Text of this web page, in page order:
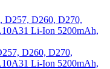
D260, D270,
Li-Ion 5200mAh,